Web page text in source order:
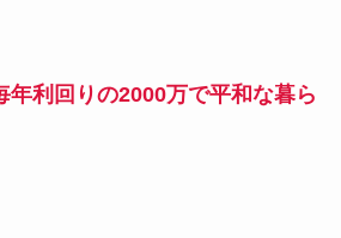
年利回りの2000万で平和な暮ら